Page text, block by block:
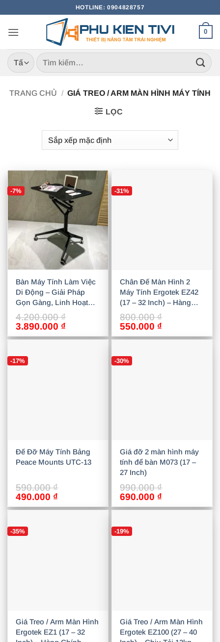
nội
HOTLINE: 0904828757
0
Tìm
kiếm:
TRANG CHỦ / GIÁ TREO / ARM MÀN HÌNH MÁY TÍNH
LỌC
-7%
Bàn Máy Tính Làm Việc
Di Động – Giải Pháp
Gọn Gàng, Linh Hoạt
Cho Không Gian Hiện
Đại
4.200.000₫
Giá
gốc
4.200.000 ₫.
3.890.000 ₫
hiện
3.890.000 ₫.
-31%
Chân Đế Màn Hình 2
Máy Tính Ergotek EZ42
(17 – 32 Inch) – Hàng
Chính Hãng, Giá Tốt
800.000₫
Giá
gốc
800.000 ₫.
550.000 ₫
hiện
-17%
Đế Đỡ Máy Tính Bảng
Peace Mounts UTC-13
590.000₫
Giá
gốc
590.000 ₫.
490.000 ₫
hiện
-30%
Giá đỡ 2 màn hình máy
tính để bàn M073 (17 –
27 Inch)
990.000₫
Giá
gốc
990.000 ₫.
690.000 ₫
hiện
-35%
Giá Treo / Arm Màn Hình
Ergotek EZ1 (17 – 32
-19%
Giá Treo / Arm Màn Hình
Ergotek EZ100 (27 – 40